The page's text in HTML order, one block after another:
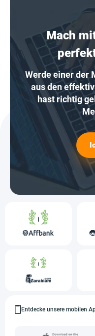
Mach
Werde einer der
aus den
hast richtig
Entdecke unsere mobilen